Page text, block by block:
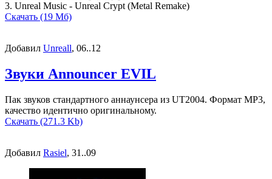
3. Unreal Music - Unreal Crypt (Metal Remake)
Скачать (19 Мб)
Добавил Unreall, 06..12
Звуки Announcer EVIL
Пак звуков стандартного аннаунсера из UT2004. Формат MP3,
качество идентично оригинальному.
Скачать (271.3 Kb)
Добавил Rasiel, 31..09